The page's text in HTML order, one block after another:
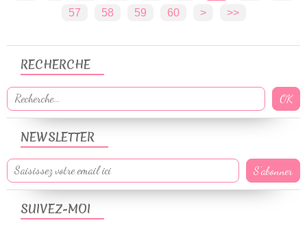
57
58 59 60 70
80
90
100
> >>
NEWSLETTER
SUIVEZ-MOI
RECHERCHE